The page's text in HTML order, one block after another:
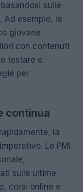
sulle
Ad esempio, le
giovane
con contenuti
testare e
per
continua
la
Le PMI
sulle ultime
corsi online e